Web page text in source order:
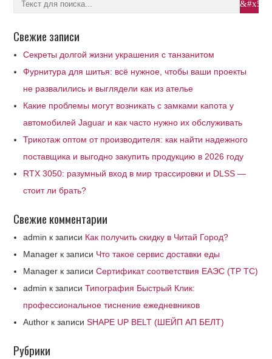
Свежие записи
Секреты долгой жизни украшения с танзанитом
Фурнитура для шитья: всё нужное, чтобы ваши проекты
не развалились и выглядели как из ателье
Какие проблемы могут возникать с замками капота у
автомобилей Jaguar и как часто нужно их обслуживать
Трикотаж оптом от производителя: как найти надежного
поставщика и выгодно закупить продукцию в 2026 году
RTX 3050: разумный вход в мир трассировки и DLSS —
стоит ли брать?
Свежие комментарии
admin к записи Как получить скидку в Читай Город?
Manager к записи Что такое сервис доставки еды
Manager к записиСертификат соответствия ЕАЭС (ТР ТС)
admin к записиТипография Быстрый Клик:
профессиональное тиснение ежедневников
Author к записиSHAPE UP BELT (ШЕЙП АП БЕЛТ)
Рубрики